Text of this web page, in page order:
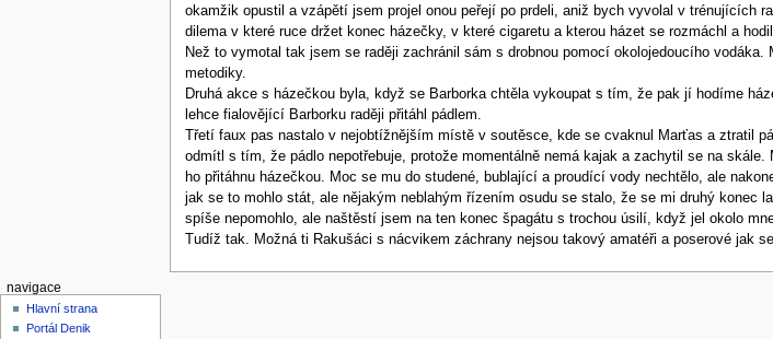
okamžik opustil a vzápětí jsem projel onou peřejí po prdeli, aniž bych vyvolal v trénujících
dilema v které ruce držet konec házečky, v které cigaretu a kterou házet se rozmáchl a
Než to vymotal tak jsem se raději zachránil sám s drobnou pomocí okolojedoucího
metodiky.
Druhá akce s házečkou byla, když se Barborka chtěla vykoupat s tím, že pak jí hodíme
lehce fialovějící Barborku raději přitáhl pádlem.
Třetí faux pas nastalo v nejobtížnějším místě v soutěsce, kde se cvaknul Marťas a ztratil
odmítl s tím, že pádlo nepotřebuje, protože momentálně nemá kajak a zachytil se na
ho přitáhnu házečkou. Moc se mu do studené, bublající a proudící vody nechtělo, ale
jak se to mohlo stát, ale nějakým neblahým řízením osudu se stalo, že se mi druhý
spíše nepomohlo, ale naštěstí jsem na ten konec špagátu s trochou úsilí, když jel okolo
Tudíž tak. Možná ti Rakušáci s nácvikem záchrany nejsou takový amatéři a poserové jak
navigace
Hlavní strana
Portál Denik